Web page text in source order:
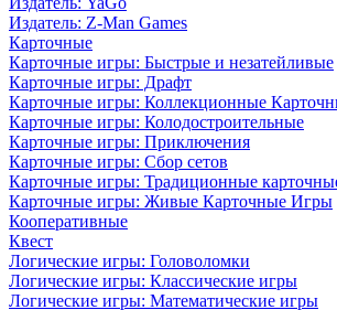
Издатель: Z-Man Games
Карточные
Карточные игры: Быстрые и незатейливые
Карточные игры: Драфт
Карточные игры: Коллекционные
Карточные игры: Колодостроительные
Карточные игры: Приключения
Карточные игры: Сбор сетов
Карточные игры: Традиционные
Карточные игры: Живые Карточные Игры
Кооперативные
Квест
Логические игры: Головоломки
Логические игры: Классические игры
Логические игры: Математические игры